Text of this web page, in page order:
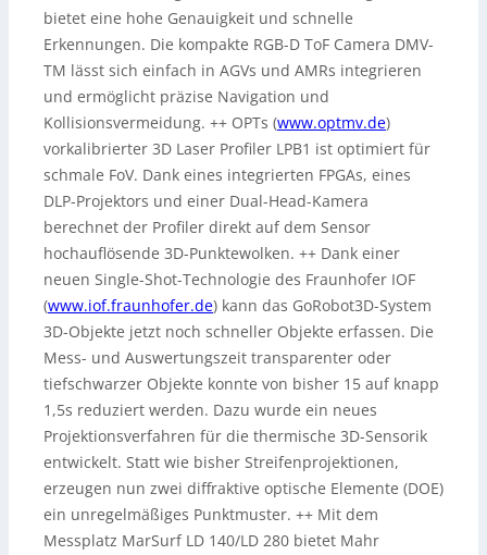
bietet eine hohe Genauigkeit und schnelle
Erkennungen. Die kompakte RGB-D ToF Camera DMV-
TM lässt sich einfach in AGVs und AMRs integrieren
und ermöglicht präzise Navigation und
Kollisionsvermeidung. ++ OPTs (www.optmv.de)
vorkalibrierter 3D Laser Profiler LPB1 ist optimiert für
schmale FoV. Dank eines integrierten FPGAs, eines
DLP-Projektors und einer Dual-Head-Kamera
berechnet der Profiler direkt auf dem Sensor
hochauflösende 3D-Punktewolken. ++ Dank einer
neuen Single-Shot-Technologie des Fraunhofer IOF
(www.iof.fraunhofer.de) kann das GoRobot3D-System
3D-Objekte jetzt noch schneller Objekte erfassen. Die
Mess- und Auswertungszeit transparenter oder
tiefschwarzer Objekte konnte von bisher 15 auf knapp
1,5s reduziert werden. Dazu wurde ein neues
Projektionsverfahren für die thermische 3D-Sensorik
entwickelt. Statt wie bisher Streifenprojektionen,
erzeugen nun zwei diffraktive optische Elemente (DOE)
ein unregelmäßiges Punktmuster. ++ Mit dem
Messplatz MarSurf LD 140/LD 280 bietet Mahr